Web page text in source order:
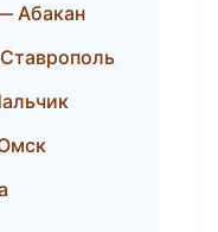
Абакан